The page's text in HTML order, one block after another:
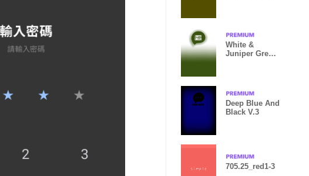
White &
Juniper Green
Deep Blue And
Black V.3
705.25_red1-3